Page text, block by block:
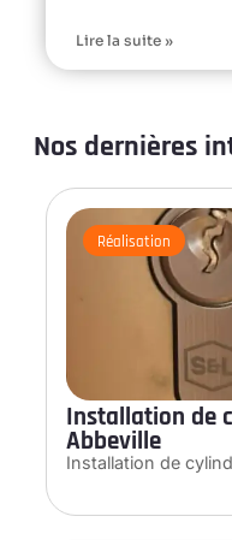
Lire la suite »
Nos dernières
Réalisation
Installation de
Abbeville
Installation de